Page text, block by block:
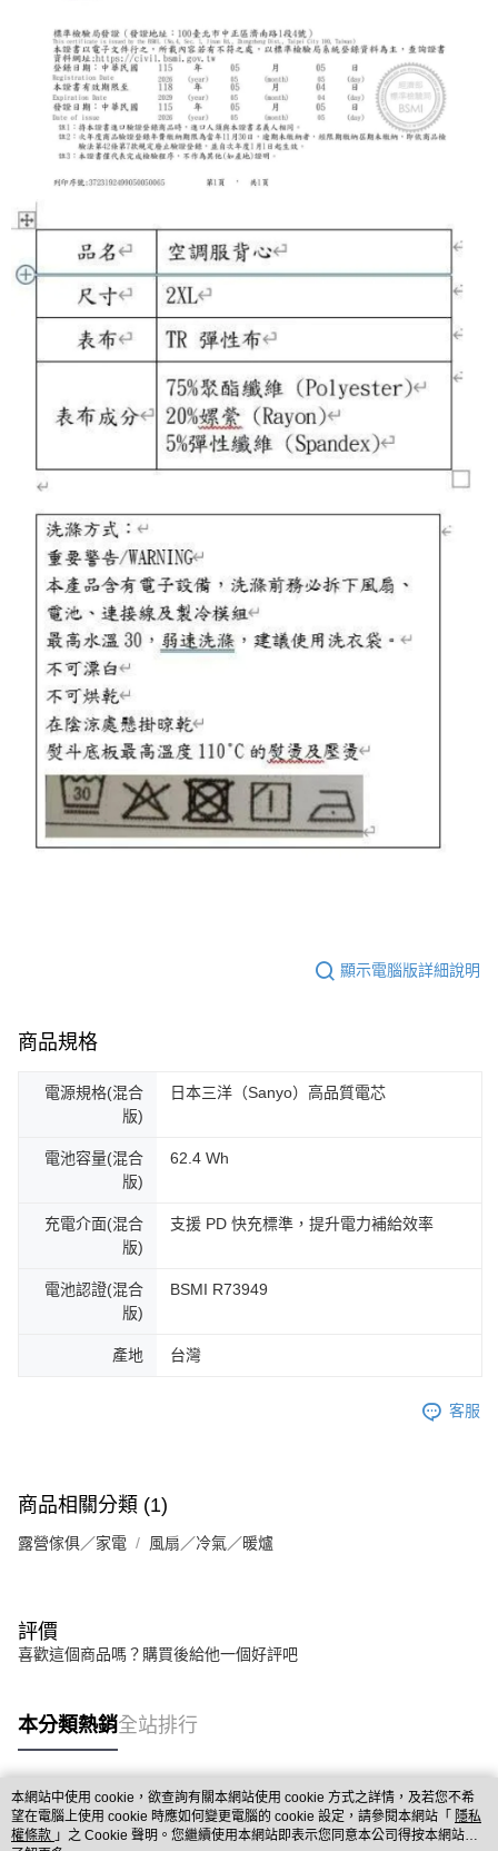
顯示電腦版詳細說明
商品規格
電源規格(混合
版)
日本三洋（Sanyo）高品質電芯
電池容量(混合
版)
62.4 Wh
充電介面(混合
版)
支援 PD 快充標準，提升電力補給效率
電池認證(混合
版)
BSMI R73949
產地 台灣
客服
商品相關分類 (1)
露營傢俱／家電 風扇／冷氣／暖爐
評價
喜歡這個商品嗎？購買後給他一個好評吧
本分類熱銷全站排行
熱門標籤
本網站中使用 cookie，欲查詢有關本網站使用 cookie 方式之詳情，及若您不希
望在電腦上使用 cookie 時應如何變更電腦的 cookie 設定，請參閱本網站「 隱私
權條款 」之 Cookie 聲明。您繼續使用本網站即表示您同意本公司得按本網站使